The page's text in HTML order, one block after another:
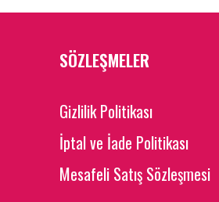
SÖZLEŞMELER
Gizlilik Politikası
İptal ve İade Politikası
Mesafeli Satış Sözleşmesi